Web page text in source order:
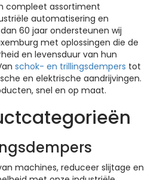
compleet assortiment
automatisering en
60 jaar ondersteunen wij
met oplossingen die de
en levensduur van hun
schok- en trillingsdempers tot
en elektrische aandrijvingen.
snel en op maat.
machines, reduceer slijtage en